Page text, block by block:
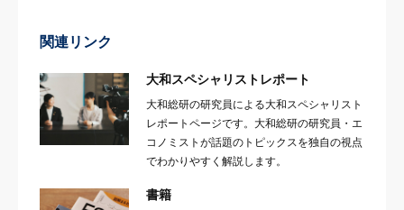
関連リンク
大和スペシャリストレポート
大和総研の研究員による大和スペシャリスト
レポートページです。大和総研の研究員・エ
コノミストが話題のトピックスを独自の視点
でわかりやすく解説します。
書籍